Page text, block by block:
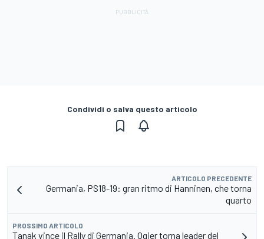
Condividi o salva questo articolo
ARTICOLO PRECEDENTE
Germania, PS18-19: gran ritmo di Hanninen, che torna
quarto
PROSSIMO ARTICOLO
Tanak vince il Rally di Germania. Ogier torna leader del